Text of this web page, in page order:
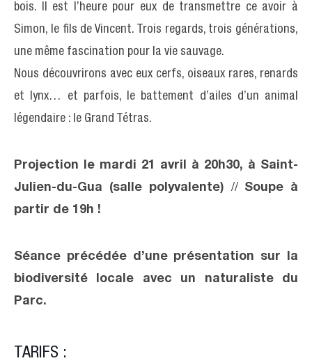
bois. Il est l’heure pour eux de transmettre ce avoir à
Simon, le fils de Vincent. Trois regards, trois générations,
une même fascination pour la vie sauvage.
Nous découvrirons avec eux cerfs, oiseaux rares, renards
et lynx… et parfois, le battement d’ailes d’un animal
légendaire : le Grand Tétras.
Projection le mardi 21 avril à 20h30, à Saint-
Julien-du-Gua (salle polyvalente) // Soupe à
partir de 19h !
Séance précédée d’une présentation sur la
biodiversité locale avec un naturaliste du
Parc.
TARIFS :